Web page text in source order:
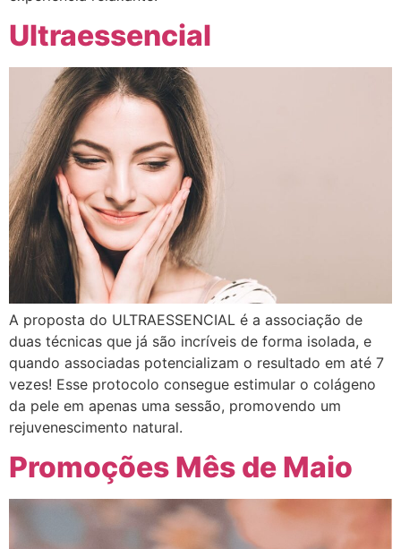
Ultraessencial
A proposta do ULTRAESSENCIAL é a associação de
duas técnicas que já são incríveis de forma isolada, e
quando associadas potencializam o resultado em até 7
vezes! Esse protocolo consegue estimular o colágeno
da pele em apenas uma sessão, promovendo um
rejuvenescimento natural.
Promoções Mês de Maio